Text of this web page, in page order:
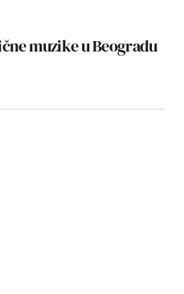
muzike u Beogradu